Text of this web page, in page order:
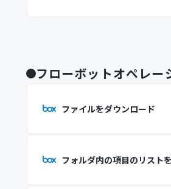
フローボットオペレー
ファイルをダウンロード
フォルダ内の項目のリスト